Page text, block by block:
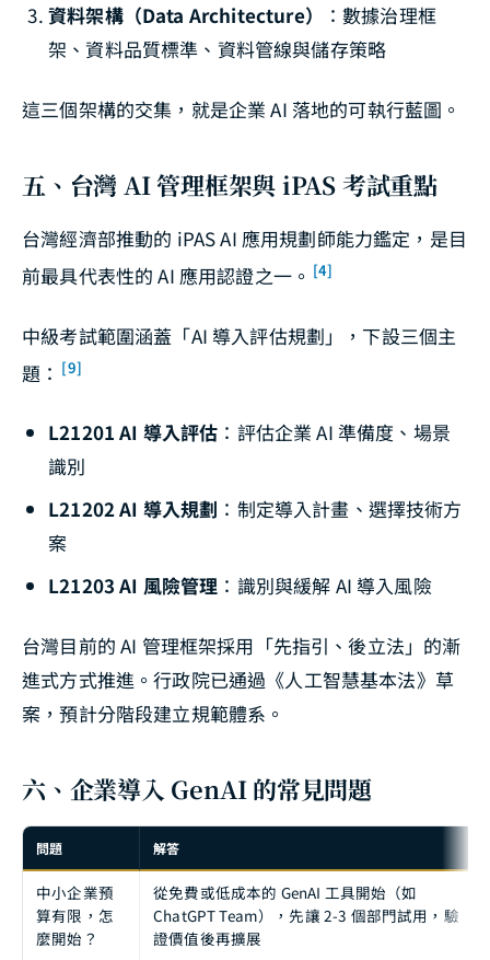
資料架構（Data Architecture）
：數據治理框
架、資料品質標準、資料管線與儲存策略
這三個架構的交集，就是企業 AI 落地的可執行藍圖。
五、台灣 AI 管理框架與 iPAS 考試重點
台灣經濟部推動的 iPAS AI 應用規劃師能力鑑定，是目
前最具代表性的 AI 應用認證之一。 [4]
中級考試範圍涵蓋「AI 導入評估規劃」，下設三個主
題： [9]
L21201 AI 導入評估 ：評估企業 AI 準備度、場景
識別
L21202 AI 導入規劃 ：制定導入計畫、選擇技術方
案
L21203 AI 風險管理 ：識別與緩解 AI 導入風險
台灣目前的 AI 管理框架採用「先指引、後立法」的漸
進式方式推進。行政院已通過《人工智慧基本法》草
案，預計分階段建立規範體系。
六、企業導入 GenAI 的常見問題
問題 解答
中小企業預
算有限，怎
麼開始？
從免費或低成本的 GenAI 工具開始（如
ChatGPT Team），先讓 2-3 個部門試用，驗
證價值後再擴展